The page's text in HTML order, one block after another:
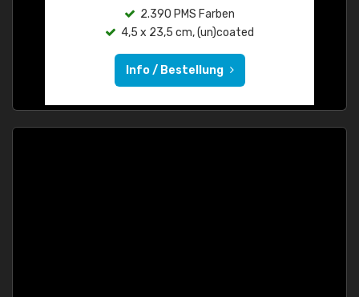
2.390 PMS Farben
4,5 x 23,5 cm, (un)coated
Info / Bestellung